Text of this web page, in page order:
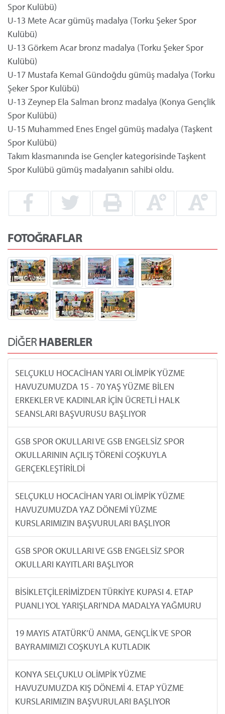
Spor Kulübü)
U-13 Mete Acar gümüş madalya (Torku Şeker Spor
Kulübü)
U-13 Görkem Acar bronz madalya (Torku Şeker Spor
Kulübü)
U-17 Mustafa Kemal Gündoğdu gümüş madalya (Torku
Şeker Spor Kulübü)
U-13 Zeynep Ela Salman bronz madalya (Konya Gençlik
Spor Kulübü)
U-15 Muhammed Enes Engel gümüş madalya (Taşkent
Spor Kulübü)
Takım klasmanında ise Gençler kategorisinde Taşkent
Spor Kulübü gümüş madalyanın sahibi oldu.
FOTOĞRAFLAR
DİĞERHABERLER
SELÇUKLU HOCACİHAN YARI OLİMPİK YÜZME
HAVUZUMUZDA 15 - 70 YAŞ YÜZME BİLEN
ERKEKLER VE KADINLAR İÇİN ÜCRETLİ HALK
SEANSLARI BAŞVURUSU BAŞLIYOR
GSB SPOR OKULLARI VE GSB ENGELSİZ SPOR
OKULLARININ AÇILIŞ TÖRENİ COŞKUYLA
GERÇEKLEŞTİRİLDİ
SELÇUKLU HOCACİHAN YARI OLİMPİK YÜZME
HAVUZUMUZDA YAZ DÖNEMİ YÜZME
KURSLARIMIZIN BAŞVURULARI BAŞLIYOR
GSB SPOR OKULLARI VE GSB ENGELSİZ SPOR
OKULLARI KAYITLARI BAŞLIYOR
BİSİKLETÇİLERİMİZDEN TÜRKİYE KUPASI 4. ETAP
PUANLI YOL YARIŞLARI’NDA MADALYA YAĞMURU
19 MAYIS ATATÜRK’Ü ANMA, GENÇLİK VE SPOR
BAYRAMIMIZI COŞKUYLA KUTLADIK
KONYA SELÇUKLU OLİMPİK YÜZME
HAVUZUMUZDA KIŞ DÖNEMİ 4. ETAP YÜZME
KURSLARIMIZIN BAŞVURULARI BAŞLIYOR